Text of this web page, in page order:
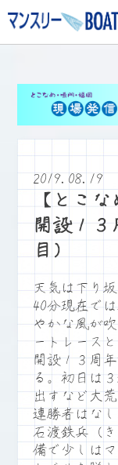
2019.08.19
【とこ
開設１３
目）
天気は下り
40分現在で
やかな風が
ートレース
開設１３周
る。初日は
出すなど大
連勝者はな
石渡鉄兵（
備で少しは